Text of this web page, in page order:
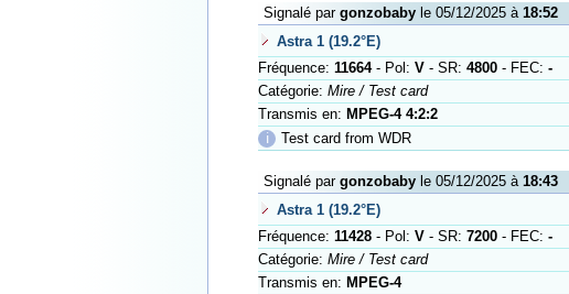
Signalé par gonzobaby le 05/12/2025 à 18:52
Astra 1 (19.2°E)
Fréquence: 11664- Pol: V - SR: 4800 - FEC: -
Catégorie: Mire / Test card
Transmis en: MPEG-4 4:2:2
ℹ
Test card from WDR
Signalé par gonzobaby le 05/12/2025 à 18:43
Astra 1 (19.2°E)
Fréquence: 11428 - Pol: V - SR: 7200 - FEC: -
Catégorie: Mire / Test card
Transmis en: MPEG-4